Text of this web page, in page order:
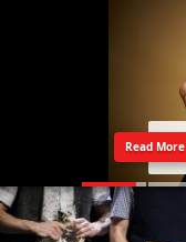
Read More